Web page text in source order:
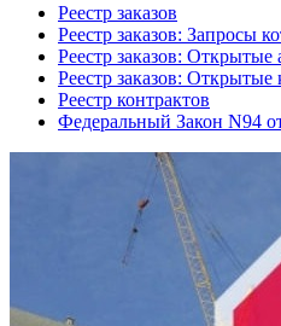
Реестр заказов
Реестр заказов: Запросы
Реестр заказов:
Реестр заказов: Открытые
Реестр контрактов
Федеральный Закон N94